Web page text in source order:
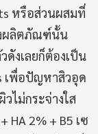
หรือส่วนผสมที่
ผลิตภัณฑ์นั้น
ดังเลยก็ต้องเป็น
เพื่อปัญหาสิวอุด
ไม่กระจ่างใส
HA 2% + B5 เซ